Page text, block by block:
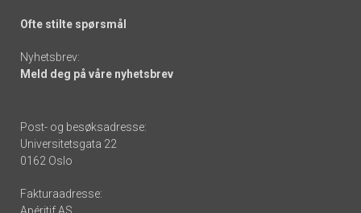
Ofte stilte spørsmål
Nyhetsbrev:
Meld deg på våre nyhetsbrev
Post- og besøksadresse:
Universitetsgata 22
0162 Oslo
Fakturaadresse: